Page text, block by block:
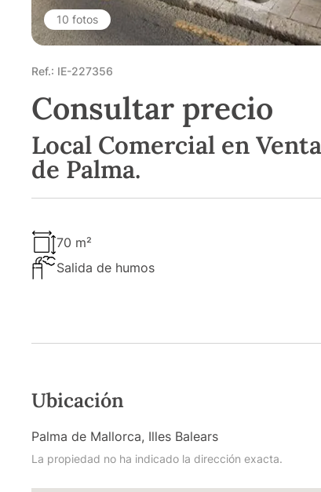
10 fotos
Ref.: IE-227356
Consultar precio
Local Comercial en
de Palma.
70 m²
Salida de humos
Ubicación
Palma de Mallorca, Illes Balears
La propiedad no ha indicado la dirección exacta.